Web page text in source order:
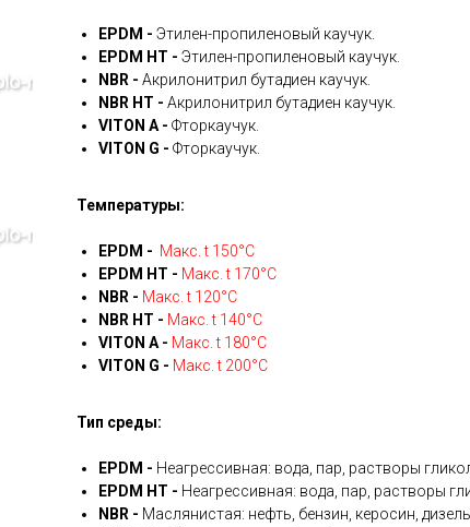
EPDM - Этилен-пропиленовый каучук.
EPDM HT - Этилен-пропиленовый каучук.
NBR - Акрилонитрил бутадиен каучук.
NBR HT - Акрилонитрил бутадиен каучук.
VITON A - Фторкаучук.
VITON G - Фторкаучук.
Температуры:
EPDM - Макс. t 150°С
EPDM HT - Макс. t 170°С
NBR - Макс. t 120°С
NBR HT - Макс. t 140°С
VITON A - Макс. t 180°С
VITON G - Макс. t 200°С
Тип среды:
EPDM - Неагрессивная: вода, пар, растворы
EPDM HT - Неагрессивная: вода, пар, растворы
NBR - Маслянистая: нефть, бензин, керосин,